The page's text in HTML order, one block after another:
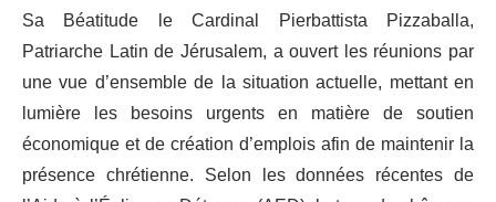
Sa Béatitude le Cardinal Pierbattista Pizzaballa,
Patriarche Latin de Jérusalem, a ouvert les réunions par
une vue d’ensemble de la situation actuelle, mettant en
lumière les besoins urgents en matière de soutien
économique et de création d’emplois afin de maintenir la
présence chrétienne. Selon les données récentes de